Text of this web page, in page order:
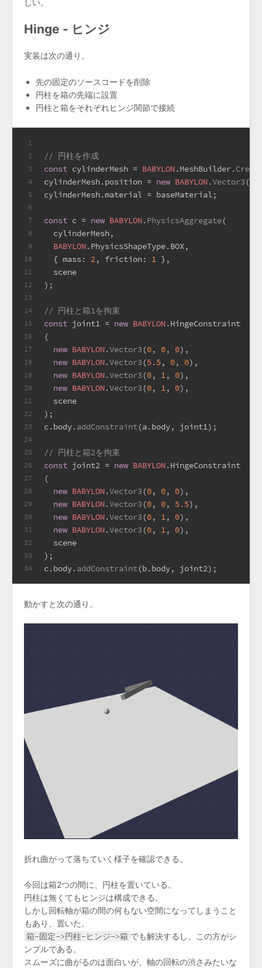
しい。
Hinge - ヒンジ
実装は次の通り。
先の固定のソースコードを削除
円柱を箱の先端に設置
円柱と箱をそれぞれヒンジ関節で接続
1
2
3
4
5
6
7
8
9
10
11
12
13
14
15
16
17
18
19
20
21
22
23
24
25
26
27
28
29
30
31
32
33
34
// 円柱を作成
const cylinderMesh = BABYLON.MeshBuilder.
cylinderMesh.position = new BABYLON.Vector3 (
cylinderMesh.material = baseMaterial;
const c = new BABYLON.PhysicsAggregate(
  cylinderMesh,
BABYLON.PhysicsShapeType.BOX,
  {
mass: 2, friction: 1 },
  scene
);
// 円柱と箱1を拘束
const joint1 = new BABYLON.HingeConstraint
(
new BABYLON.Vector3 (0, 0, 0),
new BABYLON.Vector3 (5.5, 0, 0),
new BABYLON.Vector3 (0, 1, 0),
new BABYLON.Vector3 (0, 1, 0),
  scene
);
c.body.addConstraint(a.body, joint1);
// 円柱と箱2を拘束
const joint2 = new BABYLON.HingeConstraint
(
new BABYLON.Vector3 (0, 0, 0),
new BABYLON.Vector3 (0, 0, 5.5),
new BABYLON.Vector3 (0, 1, 0),
new BABYLON.Vector3 (0, 1, 0),
  scene
);
c.body.addConstraint(b.body, joint2);
動かすと次の通り。
折れ曲がって落ちていく様子を確認できる。
今回は箱2つの間に、円柱を置いている。
円柱は無くてもヒンジは構成できる。
しかし回転軸が箱の間の何もない空間になってしまうこと
もあり、置いた。
箱-固定->円柱-ヒンジ->箱 でも解決するし、この方がシ
ンプルである。
スムーズに曲がるのは面白いが、軸の回転の渋さみたいな